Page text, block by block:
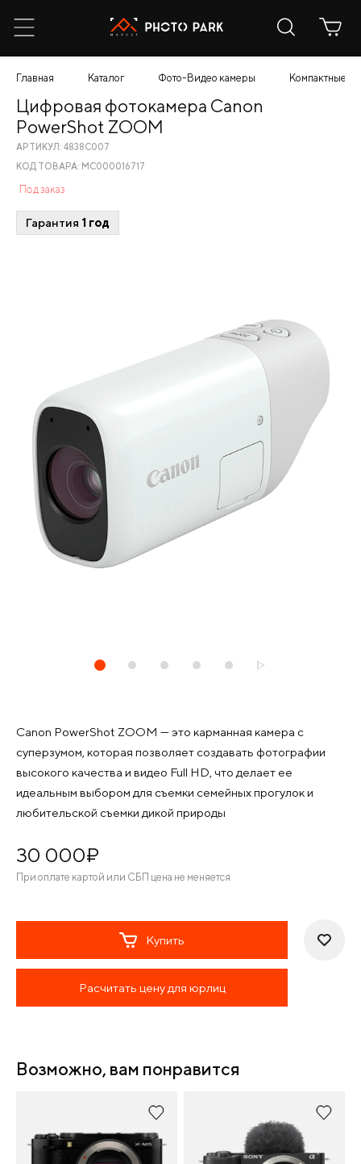
Главная Каталог Фото-Видео камеры Компактные
Canon PowerShot ZOOM — это карманная камера с
суперзумом, которая позволяет создавать фотографии
высокого качества и видео Full HD, что делает ее
идеальным выбором для съемки семейных прогулок и
любительской съемки дикой природы
30 000¤
При оплате картой или СБП цена не меняется
Купить
Расчитать цену для юрлиц
Возможно, вам понравится
Цифровая фотокамера Canon
PowerShot ZOOM
АРТИКУЛ: 4838C007
КОД ТОВАРА: МС000016717
Под заказ
Гарантия 1 год